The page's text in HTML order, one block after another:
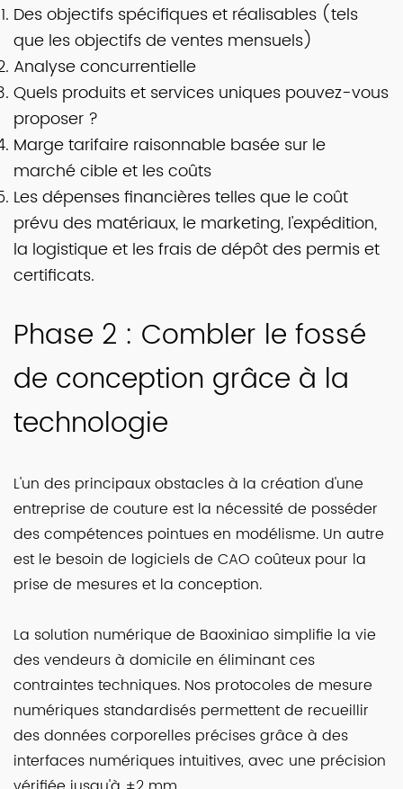
Des objectifs spécifiques et réalisables (tels
que les objectifs de ventes mensuels)
Analyse concurrentielle
Quels produits et services uniques pouvez-vous
proposer ?
Marge tarifaire raisonnable basée sur le
marché cible et les coûts
Les dépenses financières telles que le coût
prévu des matériaux, le marketing, l'expédition,
la logistique et les frais de dépôt des permis et
certificats.
Phase 2 : Combler le fossé
de conception grâce à la
technologie
L'un des principaux obstacles à la création d'une
entreprise de couture est la nécessité de posséder
des compétences pointues en modélisme. Un autre
est le besoin de logiciels de CAO coûteux pour la
prise de mesures et la conception.
La solution numérique de Baoxiniao simplifie la vie
des vendeurs à domicile en éliminant ces
contraintes techniques. Nos protocoles de mesure
numériques standardisés permettent de recueillir
des données corporelles précises grâce à des
interfaces numériques intuitives, avec une précision